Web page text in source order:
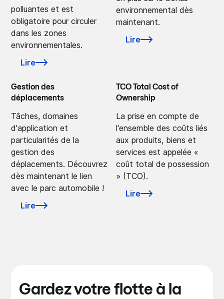
polluantes et est
obligatoire pour circuler
dans les zones
environnementales.
Lire
environnemental dès
maintenant.
Lire
Gestion des
déplacements
Tâches, domaines
d'application et
particularités de la
gestion des
déplacements. Découvrez
dès maintenant le lien
avec le parc automobile !
Lire
TCO Total Cost of
Ownership
La prise en compte de
l'ensemble des coûts liés
aux produits, biens et
services est appelée «
coût total de possession
» (TCO).
Lire
Gardez votre flotte à la